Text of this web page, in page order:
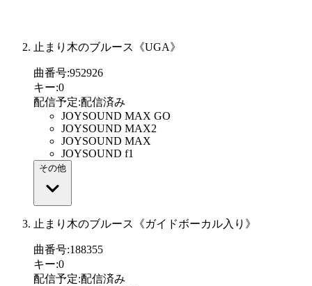
止まり木のブルース《UGA》
曲番号:952926
キー:0
配信予定:配信済み
JOYSOUND MAX GO
JOYSOUND MAX2
JOYSOUND MAX
JOYSOUND f1
その他
止まり木のブルース《ガイドボーカル入り》
曲番号:188355
キー:0
配信予定:配信済み